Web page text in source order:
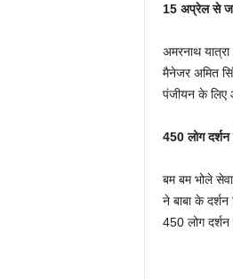
15 अप्रेल से
अमरनाथ
मैनेजर अमित
पंजीयन के लिए
450 लोग
बम बम भोले
ने बाबा के
450 लोग दर्शन